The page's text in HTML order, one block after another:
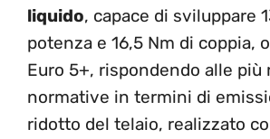
liquido, capace di sviluppare
potenza e 16,5 Nm di coppia,
Euro 5+, rispondendo alle più
normative in termini di
ridotto del telaio, realizzato